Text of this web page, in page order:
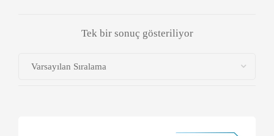
Tek bir sonuç gösteriliyor